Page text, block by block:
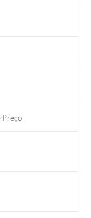
do
Preço